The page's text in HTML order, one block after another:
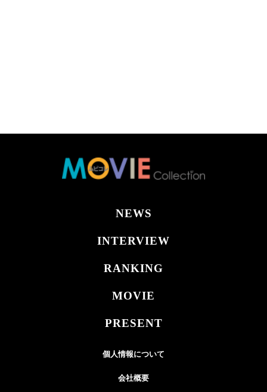
NEWS
INTERVIEW
RANKING
MOVIE
PRESENT
個人情報について
会社概要